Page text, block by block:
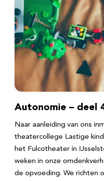
Autonomie – deel
Naar aanleiding van ons
theatercollege Lastige
het Fulcotheater in
weken in onze
de opvoeding. We richten